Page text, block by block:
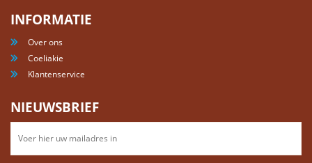
INFORMATIE
Over ons
Coeliakie
Klantenservice
NIEUWSBRIEF